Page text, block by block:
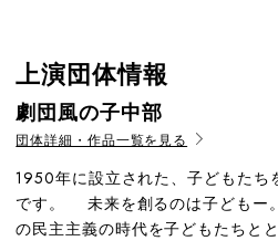
上演団体情報
劇団風の子中部
団体詳細・作品一覧を見る
1950年に設立された、子どもたち
です。 未来を創るのは子ども
の民主主義の時代を子どもたちと